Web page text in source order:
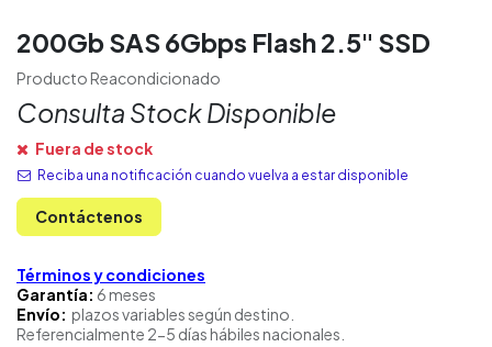
200Gb SAS 6Gbps Flash 2.5" SSD
Producto Reacondicionado
Consulta Stock Disponible
Fuera de stock
Reciba una notificación cuando vuelva a estar disponible
Contáctenos
Términos y condiciones
Garantía: 6 meses
Envío: plazos variables según destino.
Referencialmente 2-5 días hábiles nacionales.